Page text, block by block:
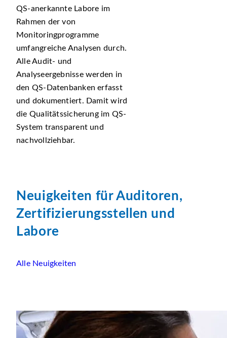
QS-anerkannte Labore im
Rahmen der von
Monitoringprogramme
umfangreiche Analysen durch.
Alle Audit- und
Analyseergebnisse werden in
den QS-Datenbanken erfasst
und dokumentiert. Damit wird
die Qualitätssicherung im QS-
System transparent und
nachvollziehbar.
Neuigkeiten für Auditoren,
Zertifizierungsstellen und
Labore
Alle Neuigkeiten